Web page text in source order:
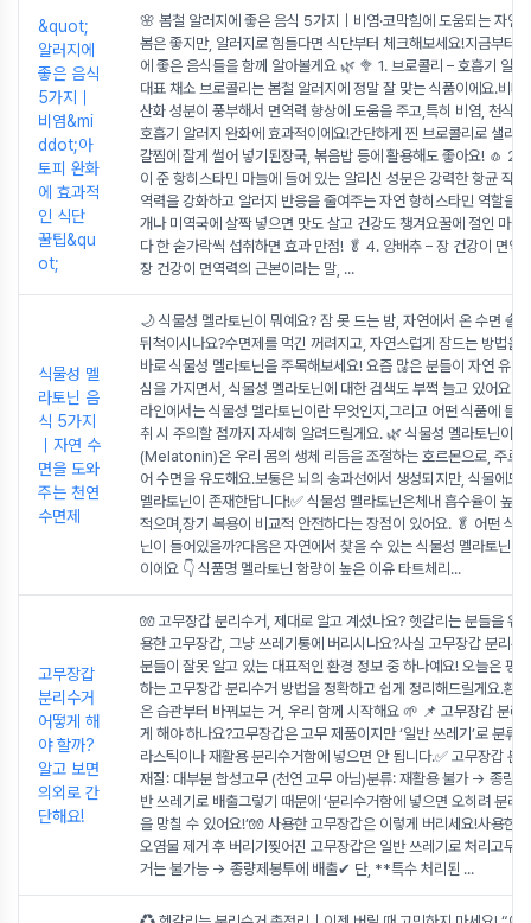
&quot;
알러지에
좋은 음식
5가지｜
비염&mi
ddot;아
토피 완화
에 효과적
인 식단
꿀팁&qu
ot;
🌸 봄철 알러지에 좋은 음식 5가지｜비염·코막힘에 도움되는 자연
봄은 좋지만, 알러지로 힘들다면 식단부터 체크해보세요!지금부터
에 좋은 음식들을 함께 알아볼게요 🌿 🥦 1. 브로콜리 – 호흡기 알러
대표 채소 브로콜리는 봄철 알러지에 정말 잘 맞는 식품이에요.비타
산화 성분이 풍부해서 면역력 향상에 도움을 주고,특히 비염, 천식,
호흡기 알러지 완화에 효과적이에요!간단하게 찐 브로콜리로 샐러
걀찜에 잘게 썰어 넣기된장국, 볶음밥 등에 활용해도 좋아요! 🧄 2.
이 준 항히스타민 마늘에 들어 있는 알리신 성분은 강력한 항균 작
역력을 강화하고 알러지 반응을 줄여주는 자연 항히스타민 역할을
개나 미역국에 살짝 넣으면 맛도 살고 건강도 챙겨요꿀에 절인 마늘
다 한 숟가락씩 섭취하면 효과 만점! 🥬 4. 양배추 – 장 건강이 면역
장 건강이 면역력의 근본이라는 말, ...
식물성 멜
라토닌 음
식 5가지
｜자연 수
면을 도와
주는 천연
수면제
🌙 식물성 멜라토닌이 뭐예요? 잠 못 드는 밤, 자연에서 온 수면 솔
뒤척이시나요?수면제를 먹긴 꺼려지고, 자연스럽게 잠드는 방법을
바로 식물성 멜라토닌을 주목해보세요! 요즘 많은 분들이 자연 유래
심을 가지면서, 식물성 멜라토닌에 대한 검색도 부쩍 늘고 있어요.
라인에서는 식물성 멜라토닌이란 무엇인지,그리고 어떤 식품에 들
취 시 주의할 점까지 자세히 알려드릴게요. 🌿 식물성 멜라토닌이란
(Melatonin)은 우리 몸의 생체 리듬을 조절하는 호르몬으로, 주로
어 수면을 유도해요.보통은 뇌의 송과선에서 생성되지만, 식물에도
멜라토닌이 존재한답니다!✅ 식물성 멜라토닌은체내 흡수율이 높고
적으며,장기 복용이 비교적 안전하다는 장점이 있어요. 🥬 어떤 식
닌이 들어있을까?다음은 자연에서 찾을 수 있는 식물성 멜라토닌
이에요 👇 식품명 멜라토닌 함량이 높은 이유 타트체리 ...
고무장갑
분리수거
어떻게 해
야 할까?
알고 보면
의외로 간
단해요!
🧤 고무장갑 분리수거, 제대로 알고 계셨나요? 헷갈리는 분들을 위
용한 고무장갑, 그냥 쓰레기통에 버리시나요?사실 고무장갑 분리수
분들이 잘못 알고 있는 대표적인 환경 정보 중 하나예요! 오늘은 평
하는 고무장갑 분리수거 방법을 정확하고 쉽게 정리해드릴게요.환
은 습관부터 바꿔보는 거, 우리 함께 시작해요 🌱 📌 고무장갑 분리
게 해야 하나요?고무장갑은 고무 제품이지만 ‘일반 쓰레기’로 분류
라스틱이나 재활용 분리수거함에 넣으면 안 됩니다.✅ 고무장갑 분
재질: 대부분 합성고무 (천연 고무 아님)분류: 재활용 불가 → 종량
반 쓰레기로 배출그렇기 때문에 ‘분리수거함에 넣으면 오히려 분리
을 망칠 수 있어요!’🧤 사용한 고무장갑은 이렇게 버리세요!사용한
오염물 제거 후 버리기찢어진 고무장갑은 일반 쓰레기로 처리고무
거는 불가능 → 종량제봉투에 배출✔ 단, **특수 처리된 ...